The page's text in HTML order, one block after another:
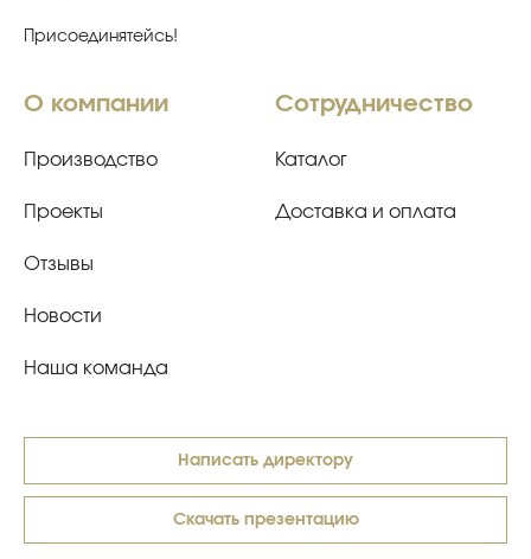
Присоединятейсь!
О компании
Производство
Проекты
Отзывы
Новости
Наша команда
Сотрудничество
Каталог
Доставка и оплата
Написать директору
Скачать презентацию